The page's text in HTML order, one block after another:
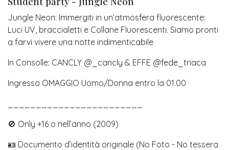
Jungle Neon: Immergiti in un’atmosfera fluorescente:
Luci UV, braccialetti e Collane Fluorescenti. Siamo pronti
a farvi vivere una notte indimenticabile
In Consolle: CANCLY @_cancly & EFFE @fede_triaca
Ingresso OMAGGIO Uomo/Donna entro la 01.00
🚫 Only +16 o nell’anno (2009)
🪪 Documento d’identità originale (No Foto - No tessera